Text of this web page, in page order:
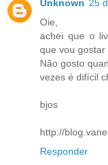
Unknown 25
Oie,
achei que o
que vou gostar
Não gosto
vezes é difícil
bjos
http://
Responder